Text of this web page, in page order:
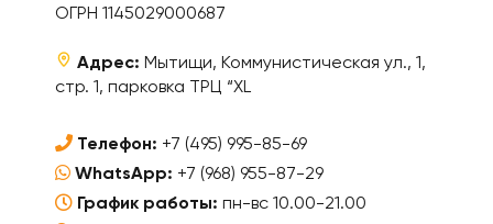
ОГРН 1145029000687
Адрес: Мытищи, Коммунистическая ул., 1,
стр. 1, парковка ТРЦ “XL
Телефон: +7 (495) 995-85-69
WhatsApp: +7 (968) 955-87-29
График работы: пн-вс 10.00-21.00